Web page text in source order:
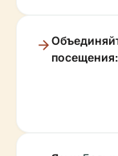
посещения: